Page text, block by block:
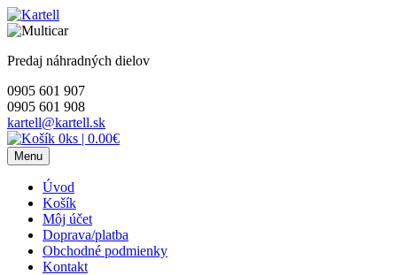
Skip
to
Predaj náhradných dielov
0905 601 907
0905 601 908
kartell@kartell.sk
0ks | 0.00€
Menu
Úvod
Košík
Môj účet
Doprava/platba
Obchodné podmienky
Kontakt